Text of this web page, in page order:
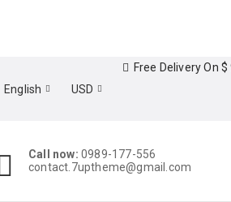
English USD
Free Delivery On $
Call now: 0989-177-556
contact.7uptheme@gmail.com